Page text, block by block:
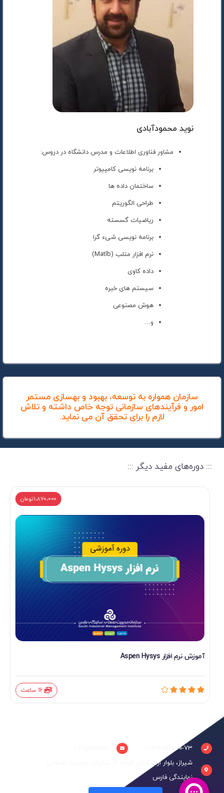
نوید محمودآبادی
مشاور فناوری اطلاعات و مدرس دانشگاه در دروس:
برنامه نویسی کامپیوتر
ساختمان داده ها
طراحی الگوریتم
ریاضیات گسسته
برنامه نویسی شیء گرا
نرم افزار متلب (Matlb)
داده کاوی
سیستم های خبره
هوش مصنوعی
و…
سازمان همواره به توسعه، بهبود و بهسازی مستمر
امور و فرآیندهای سازمانی توجه خاص داشته و تلاش
لازم را برای تحقق آن می نماید.
::: دوره‌های مفید دیگر :::
1،870،000 تومان
آموزش نرم افزار Aspen Hysys
16 ساعت
07132251870-73
نمایندگی فارس